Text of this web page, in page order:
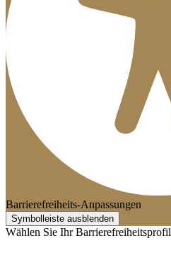
Barrierefreiheits-Anpassungen
Symbolleiste ausblenden
Wählen Sie Ihr Barrierefreiheitsprofil